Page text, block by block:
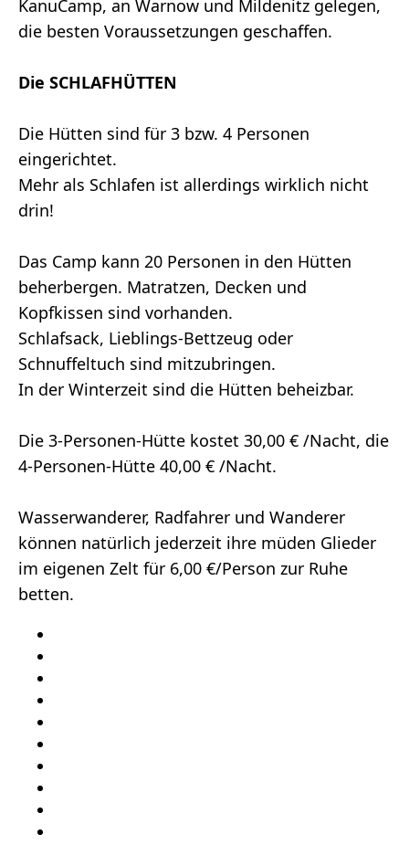
KanuCamp, an Warnow und Mildenitz gelegen,
die besten Voraussetzungen geschaffen.
Die SCHLAFHÜTTEN
Die Hütten sind für 3 bzw. 4 Personen
eingerichtet.
Mehr als Schlafen ist allerdings wirklich nicht
drin!
Das Camp kann 20 Personen in den Hütten
beherbergen. Matratzen, Decken und
Kopfkissen sind vorhanden.
Schlafsack, Lieblings-Bettzeug oder
Schnuffeltuch sind mitzubringen.
In der Winterzeit sind die Hütten beheizbar.
Die 3-Personen-Hütte kostet 30,00 € /Nacht, die
4-Personen-Hütte 40,00 € /Nacht.
Wasserwanderer, Radfahrer und Wanderer
können natürlich jederzeit ihre müden Glieder
im eigenen Zelt für 6,00 €/Person zur Ruhe
betten.